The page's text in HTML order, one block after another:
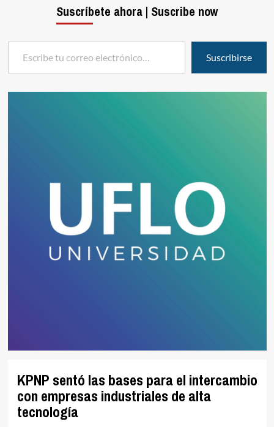
KPNP sentó las bases para el intercambio
con empresas industriales de alta
tecnología
Suscríbete ahora | Suscribe now
Escribe tu correo electrónico…
Suscribirse